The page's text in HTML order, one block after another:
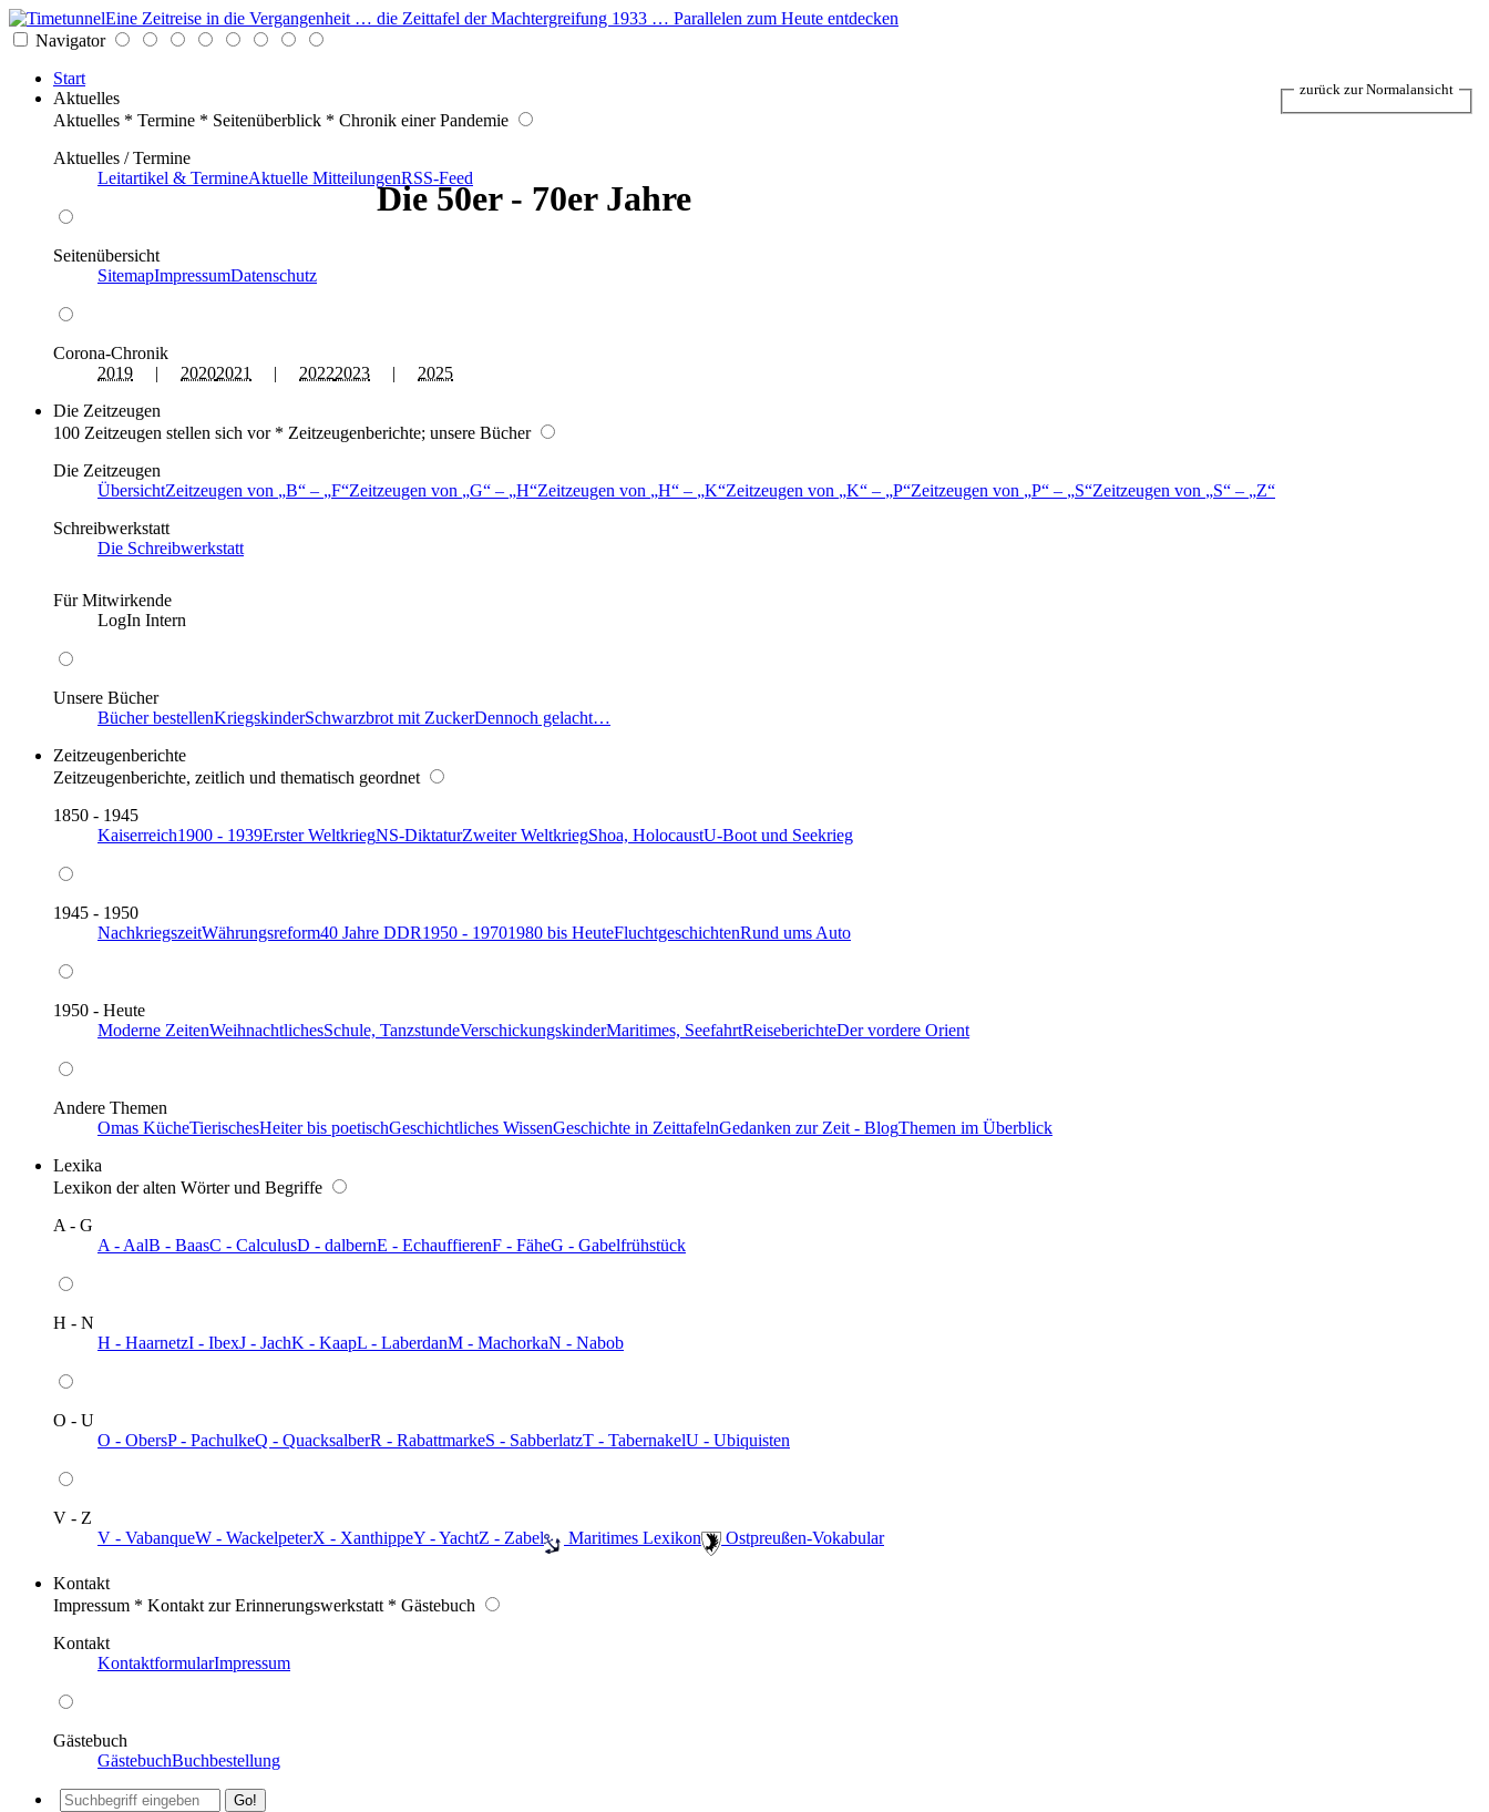
Eine Zeitreise in die Vergangenheit … die Zeittafel der Machtergreifung 1933 … Parallelen zum Heute entdecken
Navigator
Start
Aktuelles
Aktuelles * Termine * Seitenüberblick * Chronik einer Pandemie
Aktuelles / Termine
Leitartikel & TermineAktuelle MitteilungenRSS-Feed
Seitenübersicht
SitemapImpressumDatenschutz
Corona-Chronik
2019 | 20202021 | 20222023 | 2025
Die Zeitzeugen
100 Zeitzeugen stellen sich vor * Zeitzeugenberichte; unsere Bücher
Die Zeitzeugen
ÜbersichtZeitzeugen von B – F Zeitzeugen von G – H Zeitzeugen von H – K Zeitzeugen von K – P Zeitzeugen von P – S Zeitzeugen von S –
Z
Schreibwerkstatt
Die Schreibwerkstatt
Für Mitwirkende
LogIn Intern
Unsere Bücher
Bücher bestellenKriegskinderSchwarzbrot mit ZuckerDennoch gelacht…
Zeitzeugenberichte
Zeitzeugenberichte, zeitlich und thematisch geordnet
1850 - 1945
Kaiserreich1900 - 1939Erster WeltkriegNS-DiktaturZweiter WeltkriegShoa, HolocaustU-Boot und Seekrieg
1945 - 1950
NachkriegszeitWährungsreform40 Jahre DDR1950 - 19701980 bis HeuteFluchtgeschichtenRund ums Auto
1950 - Heute
Moderne ZeitenWeihnachtlichesSchule, TanzstundeVerschickungskinderMaritimes, SeefahrtReiseberichteDer vordere Orient
Andere Themen
Omas KücheTierischesHeiter bis poetischGeschichtliches WissenGeschichte in ZeittafelnGedanken zur Zeit - BlogThemen im Überblick
Lexika
Lexikon der alten Wörter und Begriffe
A - G
A - AalB - BaasC - CalculusD - dalbernE - EchauffierenF - FäheG - Gabelfrühstück
H - N
H - HaarnetzI - IbexJ - JachK - KaapL - LaberdanM - MachorkaN - Nabob
O - U
O - ObersP - PachulkeQ - QuacksalberR - RabattmarkeS - SabberlatzT - TabernakelU - Ubiquisten
V - Z
V - VabanqueW - WackelpeterX - XanthippeY - YachtZ - Zabel ️ Maritimes Lexikon ️ Ostpreußen-Vokabular
Kontakt
Impressum * Kontakt zur Erinnerungswerkstatt * Gästebuch
Kontakt
KontaktformularImpressum
Gästebuch
GästebuchBuchbestellung
Die 50er - 70er Jahre
zurück zur Normalansicht